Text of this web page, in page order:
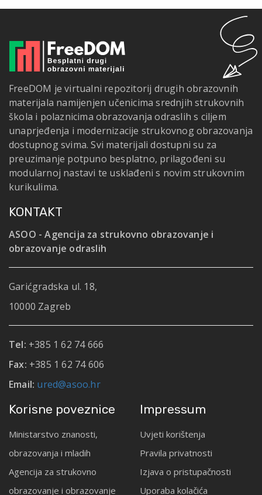
FreeDOM je virtualni repozitorij drugih obrazovnih
materijala namijenjen učenicima srednjih strukovnih
škola i polaznicima obrazovanja odraslih s ciljem
unaprjeđenja i modernizacije strukovnog obrazovanja
dostupnog svima. Svi materijali dostupni su za
preuzimanje potpuno besplatno, prilagođeni su
modularnoj nastavi te usklađeni s novim strukovnim
kurikulima.
KONTAKT
ASOO - Agencija za strukovno obrazovanje i
obrazovanje odraslih
Garićgradska ul. 18,
10000 Zagreb
Tel: +385 1 62 74 666
Fax: +385 1 62 74 606
Email: ured@asoo.hr
Korisne poveznice
Ministarstvo znanosti,
obrazovanja i mladih
Agencija za strukovno
obrazovanje i obrazovanje
Impressum
Uvjeti korištenja
Pravila privatnosti
Izjava o pristupačnosti
Uporaba kolačića